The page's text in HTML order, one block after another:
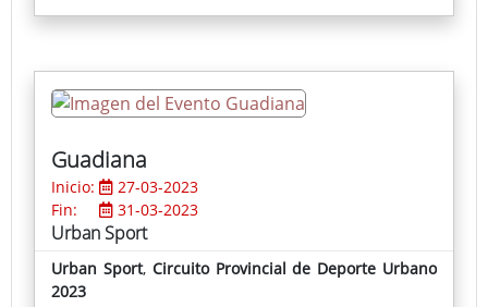
Guadiana
Inicio:
27-03-2023
Fin:
31-03-2023
Urban Sport
Urban Sport, Circuito Provincial de Deporte Urbano
2023